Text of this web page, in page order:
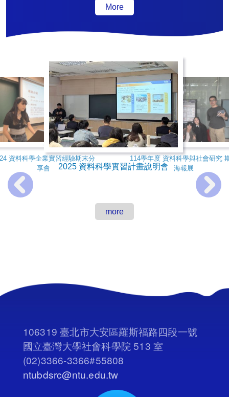
More
活動集錦
2025 資料科學實習計畫說明會
114學年度 資料科學與社會研究
海報展
113學年度 資料科學與社會研究 期
2024 台大經濟系資料科學實習計畫
資料科學企業實習經驗期末分
享會
more
106319 臺北市大安區羅斯福路四段一號
國立臺灣大學社會科學院 513 室
(02)3366-3366#55808
ntubdsrc@ntu.edu.tw